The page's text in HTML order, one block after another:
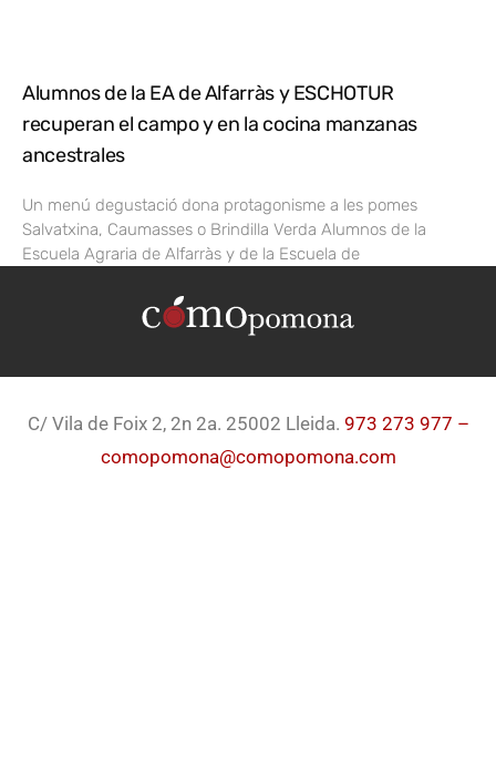
Alumnos de la EA de Alfarràs y ESCHOTUR
recuperan el campo y en la cocina manzanas
ancestrales
Un menú degustació dona protagonisme a les pomes
Salvatxina, Caumasses o Brindilla Verda Alumnos de la
Escuela Agraria de Alfarràs y de la Escuela de
C/ Vila de Foix 2, 2n 2a. 25002 Lleida. 973 273 977 –
comopomona@comopomona.com